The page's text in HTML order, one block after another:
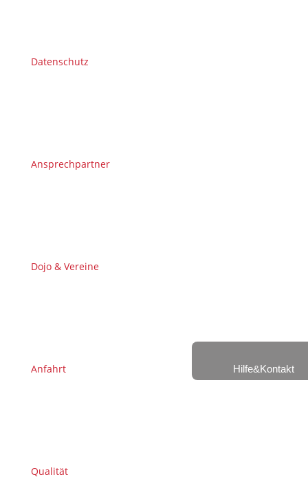
Datenschutz
Ansprechpartner
Dojo & Vereine
Anfahrt
Qualität
Hilfe&Kontakt